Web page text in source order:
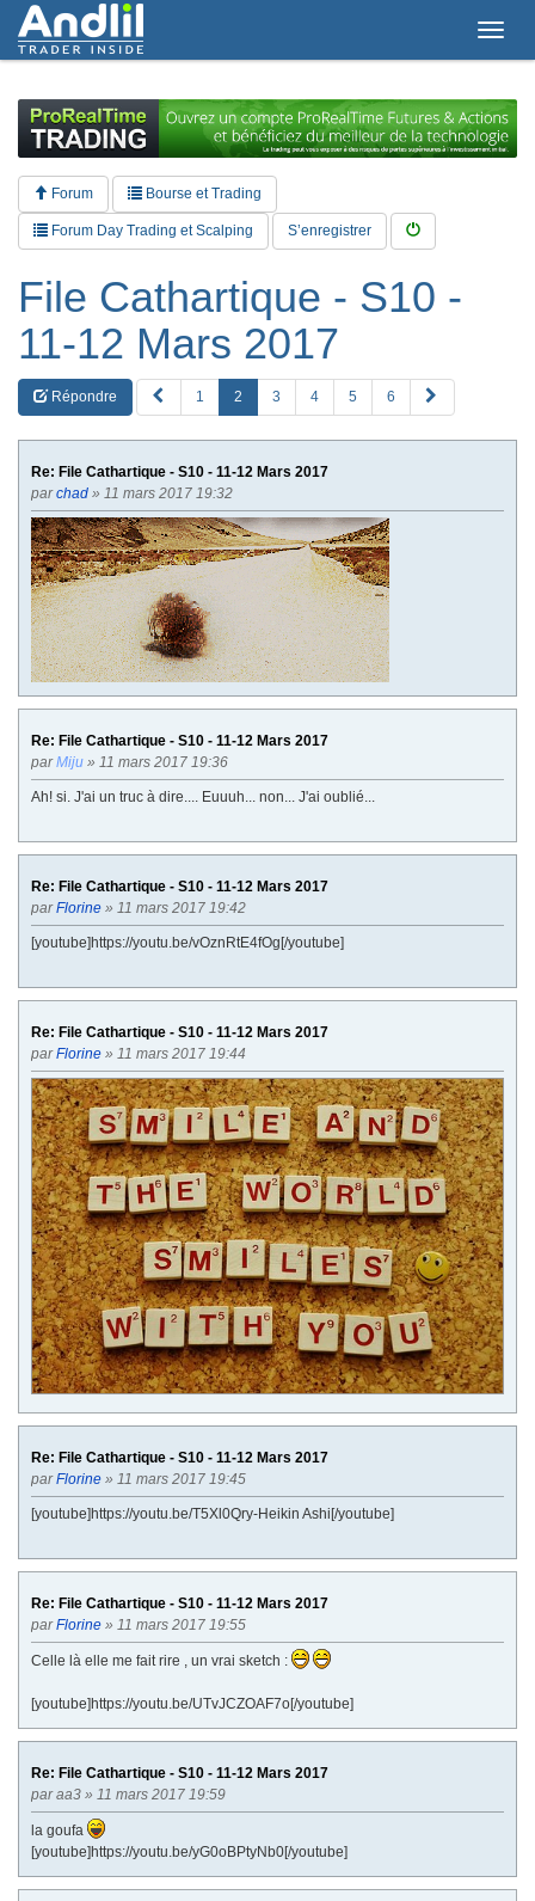
T
g
l
e
n
Forum Bourse et Trading
Forum Day Trading et Scalping S’enregistrer
File Cathartique - S10 -
11-12 Mars 2017
Répondre
R
E
1 2 3 4 5 6
u
i
Re: File Cathartique - S10 - 11-12 Mars 2017
parchad » 11 mars 2017 19:32
Re: File Cathartique - S10 - 11-12 Mars 2017
parMiju » 11 mars 2017 19:36
Ah! si. J'ai un truc à dire.... Euuuh... non... J'ai oublié...
Re: File Cathartique - S10 - 11-12 Mars 2017
parFlorine » 11 mars 2017 19:42
[youtube]https://youtu.be/vOznRtE4fOg[/youtube]
Re: File Cathartique - S10 - 11-12 Mars 2017
parFlorine » 11 mars 2017 19:44
Re: File Cathartique - S10 - 11-12 Mars 2017
parFlorine » 11 mars 2017 19:45
[youtube]https://youtu.be/T5Xl0Qry-Heikin Ashi[/youtube]
Re: File Cathartique - S10 - 11-12 Mars 2017
parFlorine » 11 mars 2017 19:55
Celle là elle me fait rire , un vrai sketch :
[youtube]https://youtu.be/UTvJCZOAF7o[/youtube]
Re: File Cathartique - S10 - 11-12 Mars 2017
paraa3 » 11 mars 2017 19:59
la goufa
[youtube]https://youtu.be/yG0oBPtyNb0[/youtube]